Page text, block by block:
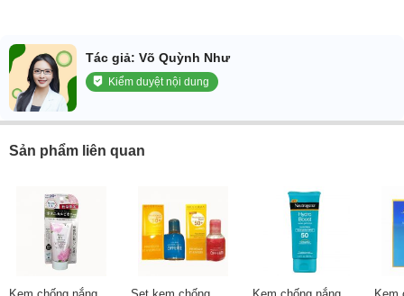
Tác giả: Võ Quỳnh Như
Kiểm duyệt nội dung
Sản phẩm liên quan